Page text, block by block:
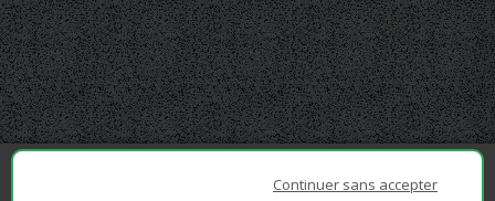
Continuer sans accepter